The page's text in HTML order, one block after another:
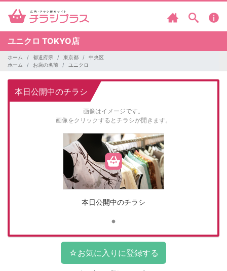
ユニクロ TOKYO店
ホーム 都道府県 東京都
中央区
ホーム
お店の名前 ユニクロ
本日公開中のチラシ
画像はイメージです。
画像をクリックするとチラシが開きます。
本日公開中のチラシ